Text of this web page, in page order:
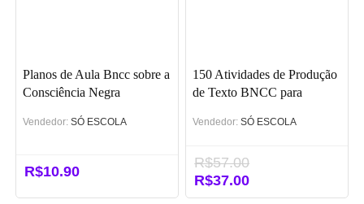
Planos de Aula Bncc sobre a
Consciência Negra
Vendedor: SÓ ESCOLA
R$10.90
150 Atividades de Produção
de Texto BNCC para
Vendedor: SÓ ESCOLA
R$57.00
O
preço
R$37.00O
preço